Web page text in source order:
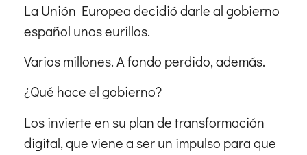
La Unión Europea decidió darle al gobierno
español unos eurillos.
Varios millones. A fondo perdido, además.
¿Qué hace el gobierno?
Los invierte en su plan de transformación
digital, que viene a ser un impulso para que